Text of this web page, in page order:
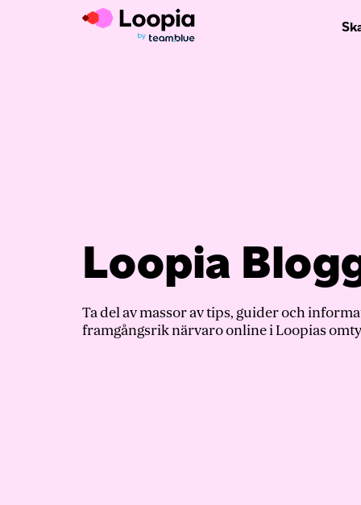
Loopia
Ta del av massor av tips, guider och
framgångsrik närvaro online i Loopias